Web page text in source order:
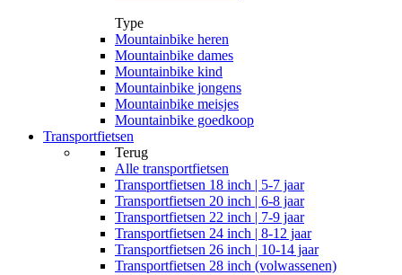
Type
Mountainbike heren
Mountainbike dames
Mountainbike kind
Mountainbike jongens
Mountainbike meisjes
Mountainbike goedkoop
Transportfietsen
Terug
Alle transportfietsen
Transportfietsen 18 inch | 5-7 jaar
Transportfietsen 20 inch | 6-8 jaar
Transportfietsen 22 inch | 7-9 jaar
Transportfietsen 24 inch | 8-12 jaar
Transportfietsen 26 inch | 10-14 jaar
Transportfietsen 28 inch (volwassenen)